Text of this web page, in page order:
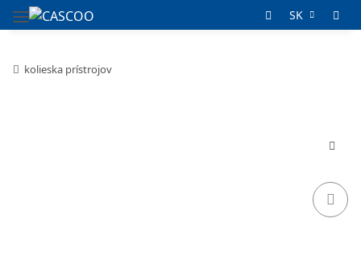
SK
kolieska prístrojov